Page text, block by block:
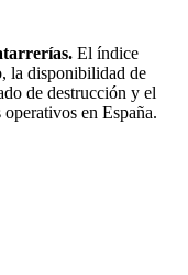
El índice
la disponibilidad de
de destrucción y el
operativos en España.